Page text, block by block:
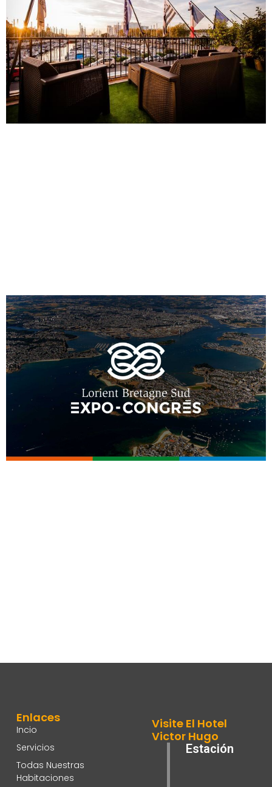
Enlaces
Incio
Servicios
Todas Nuestras
Habitaciones
Visite El Hotel
Victor Hugo
Estación